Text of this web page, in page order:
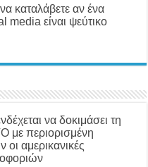
καταλάβετε αν ένα
media είναι ψεύτικο
να δοκιμάσει τη
με περιορισμένη
οι αμερικανικές